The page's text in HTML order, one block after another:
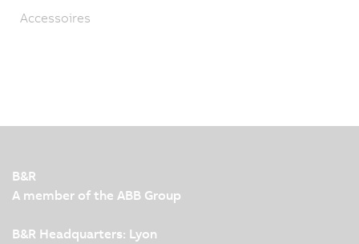
Accessoires
B&R
A member of the ABB Group
B&R Headquarters: Lyon